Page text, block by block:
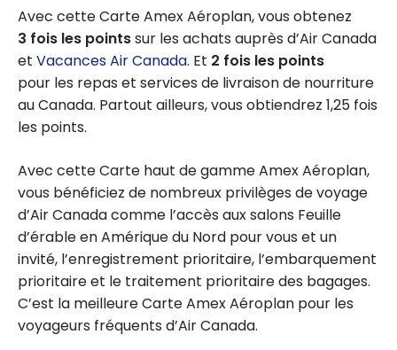
Avec cette Carte Amex Aéroplan, vous obtenez
3 fois les pointssur les achats auprès d’Air Canada
et Vacances Air Canada. Et 2 fois les points
pour les repas et services de livraison de nourriture
au Canada. Partout ailleurs, vous obtiendrez 1,25 fois
les points.
Avec cette Carte haut de gamme Amex Aéroplan,
vous bénéficiez de nombreux privilèges de voyage
d’Air Canada comme l’accès aux salons Feuille
d’érable en Amérique du Nord pour vous et un
invité, l’enregistrement prioritaire, l’embarquement
prioritaire et le traitement prioritaire des bagages.
C’est la meilleure Carte Amex Aéroplan pour les
voyageurs fréquents d’Air Canada.